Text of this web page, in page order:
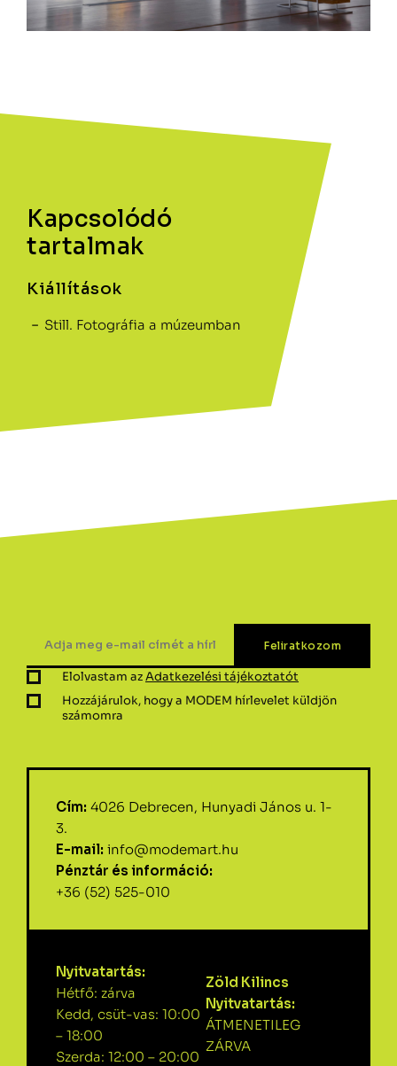
Kapcsolódó
tartalmak
Kiállítások
Still. Fotográfia a múzeumban
Elolvastam azAdatkezelési tájékoztatót
Hozzájárulok, hogy a MODEM hírlevelet küldjön
számomra
Cím: 4026 Debrecen, Hunyadi János u. 1-
3.
E-mail: info@modemart.hu
Pénztár és információ:
+36 (52) 525-010
Nyitvatartás:
Hétfő: zárva
Kedd, csüt-vas: 10:00
– 18:00
Szerda: 12:00 – 20:00
Zöld Kilincs
Nyitvatartás:
ÁTMENETILEG
ZÁRVA